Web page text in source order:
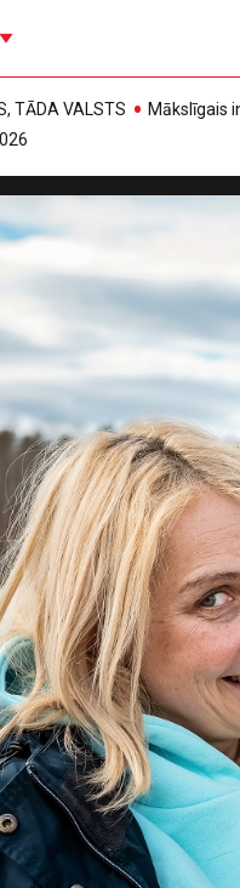
TĀDA VALSTS
Mākslīgais